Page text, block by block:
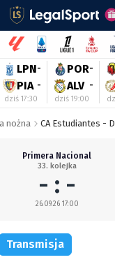
LPN-
PIA -
dziś 17:30
POR-
ALV -
dziś 19:00
nożna CA Estudiantes -
Primera Nacional
33. kolejka
- : -
26.09.26 17:00
Transmisja